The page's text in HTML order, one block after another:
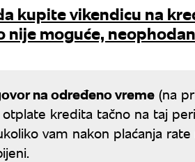
kupite vikendicu na
nije moguće,
na određeno vreme (na
kredita tačno na taj
vam nakon plaćanja